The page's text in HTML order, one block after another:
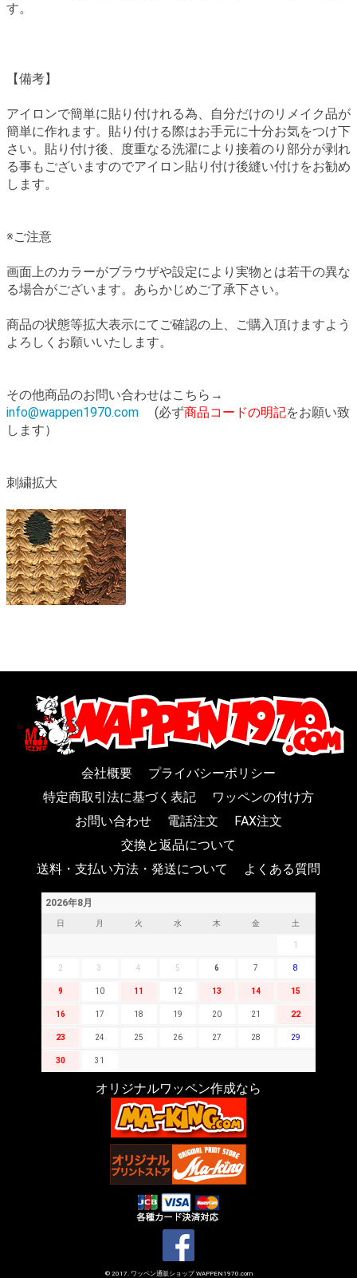
す。
【備考】
アイロンで簡単に貼り付けれる為、自分だけのリメイク品が
簡単に作れます。貼り付ける際はお手元に十分お気をつけ下
さい。貼り付け後、度重なる洗濯により接着のり部分が剥れ
る事もございますのでアイロン貼り付け後縫い付けをお勧め
します。
※ご注意
画面上のカラーがブラウザや設定により実物とは若干の異な
る場合がございます。あらかじめご了承下さい。
商品の状態等拡大表示にてご確認の上、ご購入頂けますよう
よろしくお願いいたします。
その他商品のお問い合わせはこちら→
info@wappen1970.com (必ず商品コードの明記をお願い致
します）
刺繍拡大
会社概要
プライバシーポリシー
特定商取引法に基づく表記
ワッペンの付け方
お問い合わせ
電話注文
FAX注文
交換と返品について
送料・支払い方法・発送について
よくある質問
2026年8月
日 月 火 水 木 金 土
1
2 3 4 5 6 7 8
9 10 11 12 13 14 15
16 17 18 19 20 21 22
23 24 25 26 27 28 29
30 31
オリジナルワッペン作成なら
© 2017. ワッペン通販ショップ WAPPEN1970.com